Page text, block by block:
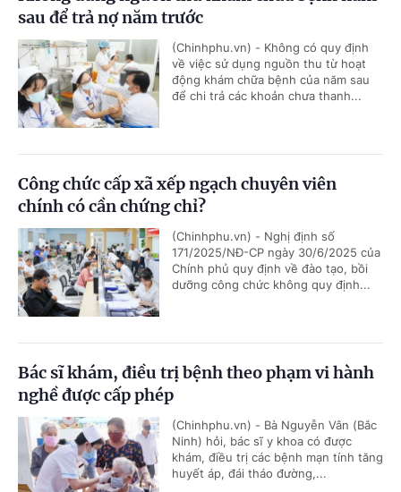
sau để trả nợ năm trước
(Chinhphu.vn) - Không có quy định
về việc sử dụng nguồn thu từ hoạt
động khám chữa bệnh của năm sau
để chi trả các khoản chưa thanh...
Công chức cấp xã xếp ngạch chuyên viên
chính có cần chứng chỉ?
(Chinhphu.vn) - Nghị định số
171/2025/NĐ-CP ngày 30/6/2025 của
Chính phủ quy định về đào tạo, bồi
dưỡng công chức không quy định...
Bác sĩ khám, điều trị bệnh theo phạm vi hành
nghề được cấp phép
(Chinhphu.vn) - Bà Nguyễn Vân (Bắc
Ninh) hỏi, bác sĩ y khoa có được
khám, điều trị các bệnh mạn tính tăng
huyết áp, đái tháo đường,...